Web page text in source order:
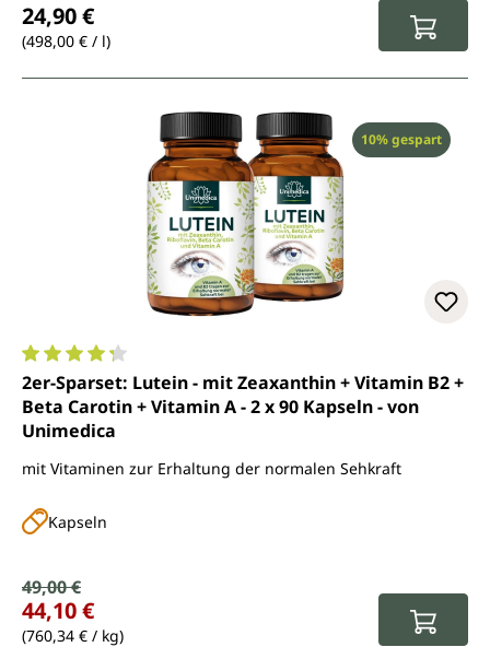
24,90 €
(498,00 € / l)
Rabatt
10% gespart
Durchschnittliche Bewertung von 4.2 von 5 Sternen
2er-Sparset: Lutein - mit Zeaxanthin + Vitamin B2 +
Beta Carotin + Vitamin A - 2 x 90 Kapseln - von
Unimedica
mit Vitaminen zur Erhaltung der normalen Sehkraft
Kapseln
Verkaufspreis:
Regulärer Preis:
49,00 €
44,10 €
(760,34 € / kg)